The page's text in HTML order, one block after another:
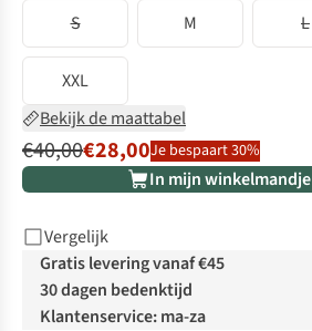
S
M L
XXL
Bekijk de maattabel
€40,00€28,00Je bespaart 30%
In mijn winkelmandje
Vergelijk
Gratis levering vanaf €45
30 dagen bedenktijd
Klantenservice: ma-za